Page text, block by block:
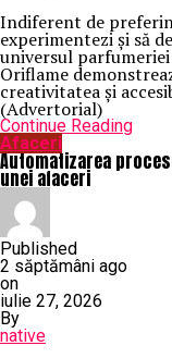
Indiferent de
experimentezi și să
universul parfumeriei
Oriflame
creativitatea și
(Advertorial)
Continue Reading
Afaceri
Automatizarea
unei afaceri
Published
2 săptămâni ago
on
iulie 27, 2026
By
native